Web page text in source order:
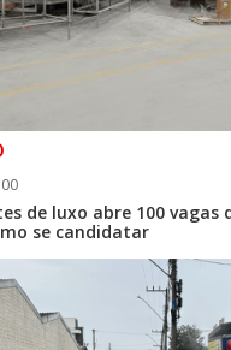
de luxo abre 100 vagas
se candidatar